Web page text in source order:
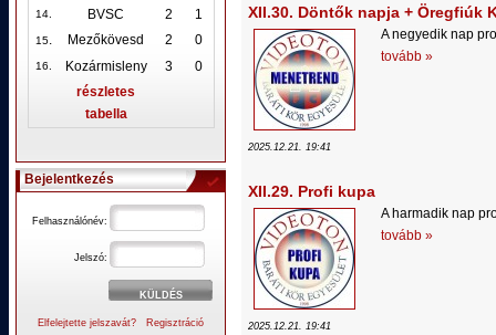
14. BVSC 2 1
15. Mezőkövesd 2 0
16. Kozármisleny 3
0
részletes
tabella
Bejelentkezés
Felhasználónév:
Jelszó:
Elfelejtette jelszavát? Regisztráció
XII.30. Döntők napja + Öregfiúk
A negyedik nap
tovább »
2025.12.21. 19:41
XII.29. Profi kupa
A harmadik nap
tovább »
2025.12.21. 19:41